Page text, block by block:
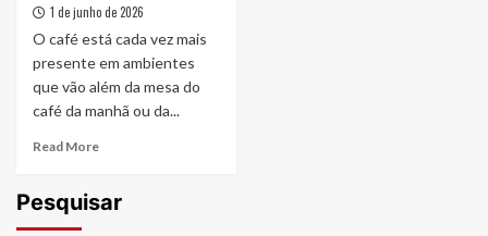
1 de junho de 2026
O café está cada vez mais
presente em ambientes
que vão além da mesa do
café da manhã ou da...
Read MoreRead
Do
Pesquisar